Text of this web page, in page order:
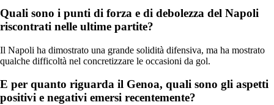
Quali sono i punti di forza e di debolezza del Napoli
riscontrati nelle ultime partite?
Il Napoli ha dimostrato una grande solidità difensiva, ma ha mostrato
qualche difficoltà nel concretizzare le occasioni da gol.
E per quanto riguarda il Genoa, quali sono gli aspetti
positivi e negativi emersi recentemente?